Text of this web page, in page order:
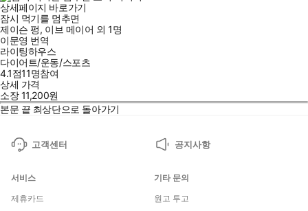
상세페이지 바로가기
잠시 먹기를 멈추면
제이슨 펑, 이브 메이어 외1명
이문영 번역
라이팅하우스
다이어트/운동/스포츠
4.1점11명참여
상세 가격
소장11,200원
본문 끝 최상단으로 돌아가기
고객센터 공지사항
서비스
제휴카드
기타 문의
원고 투고